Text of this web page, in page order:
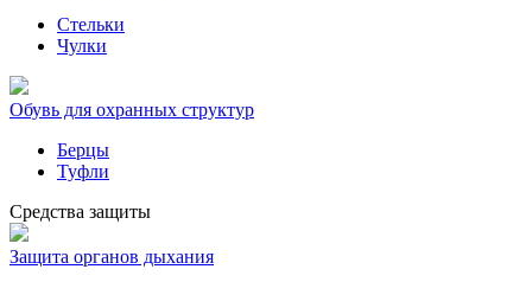
Стельки
Чулки
Обувь для охранных структур
Берцы
Туфли
Средства защиты
Защита органов дыхания